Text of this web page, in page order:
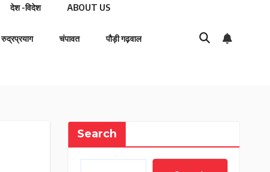
देश -विदेश ABOUT US
रुद्रप्रयाग चंपावत पौड़ी गढ़वाल
Search